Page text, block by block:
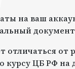
на ваш
документ
от
курсу ЦБ РФ на